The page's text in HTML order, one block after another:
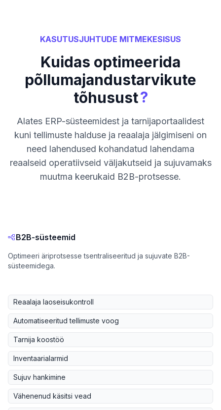
KASUTUSJUHTUDE MITMEKESISUS
Kuidas optimeerida
põllumajandustarvikute
tõhusust?
Alates ERP-süsteemidest ja tarnijaportaalidest
kuni tellimuste halduse ja reaalaja jälgimiseni on
need lahendused kohandatud lahendama
reaalseid operatiivseid väljakutseid ja sujuvamaks
muutma keerukaid B2B-protsesse.
B2B-süsteemid
Optimeeri äriprotsesse tsentraliseeritud ja sujuvate B2B-
süsteemidega.
Reaalaja laoseisukontroll
Automatiseeritud tellimuste voog
Tarnija koostöö
Inventaarialarmid
Sujuv hankimine
Vähenenud käsitsi vead